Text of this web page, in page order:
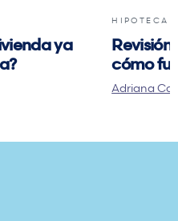
ya
HIPOTECA
cómo
Adriana